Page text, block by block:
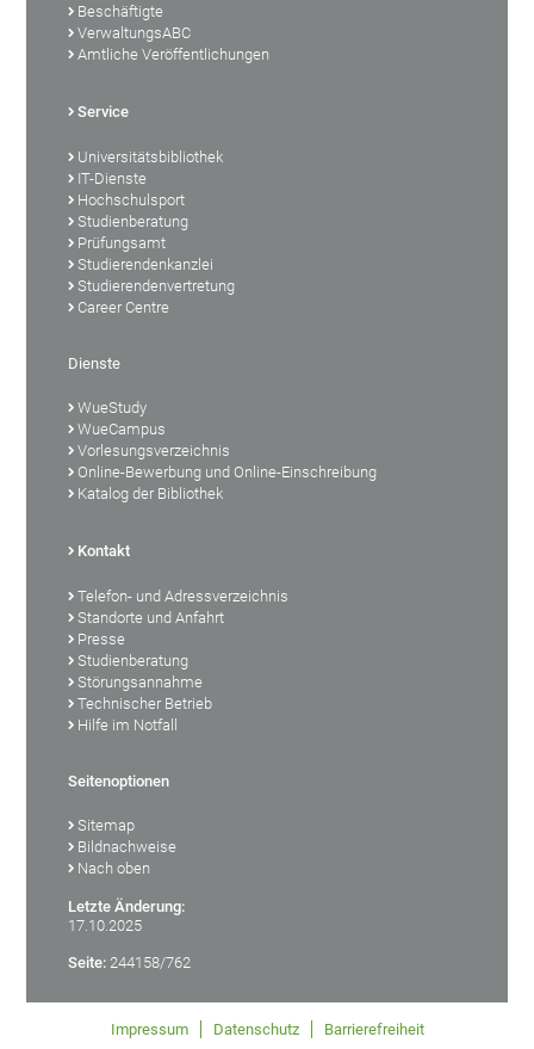
Beschäftigte
VerwaltungsABC
Amtliche Veröffentlichungen
Service
Universitätsbibliothek
IT-Dienste
Hochschulsport
Studienberatung
Prüfungsamt
Studierendenkanzlei
Studierendenvertretung
Career Centre
Dienste
WueStudy
WueCampus
Vorlesungsverzeichnis
Online-Bewerbung und Online-Einschreibung
Katalog der Bibliothek
Kontakt
Telefon- und Adressverzeichnis
Standorte und Anfahrt
Presse
Studienberatung
Störungsannahme
Technischer Betrieb
Hilfe im Notfall
Seitenoptionen
Sitemap
Bildnachweise
Nach oben
Letzte Änderung:
17.10.2025
Seite: 244158/762
Impressum Datenschutz Barrierefreiheit